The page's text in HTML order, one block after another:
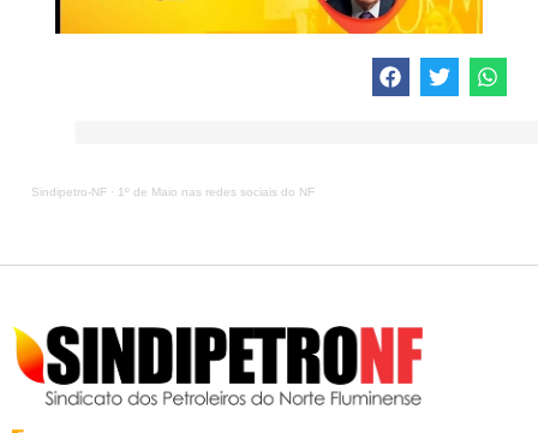
Sindipetro-NF · 1º de Maio nas redes sociais do NF